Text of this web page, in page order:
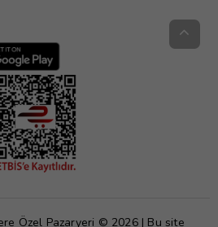
Özel Pazaryeri © 2026 | Bu site